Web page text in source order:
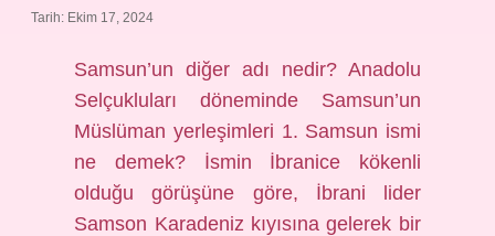
Tarih: Ekim 17, 2024
Samsun’un diğer adı nedir? Anadolu
Selçukluları döneminde Samsun’un
Müslüman yerleşimleri 1. Samsun ismi
ne demek? İsmin İbranice kökenli
olduğu görüşüne göre, İbrani lider
Samson Karadeniz kıyısına gelerek bir